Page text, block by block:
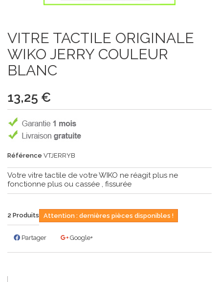
VITRE TACTILE ORIGINALE
WIKO JERRY COULEUR
BLANC
13,25 €
Référence VTJERRYB
Votre vitre tactile de votre WIKO ne réagit plus ne
fonctionne plus ou cassée , fissurée
2 Produits Attention : dernières pièces disponibles !
Partager Google+